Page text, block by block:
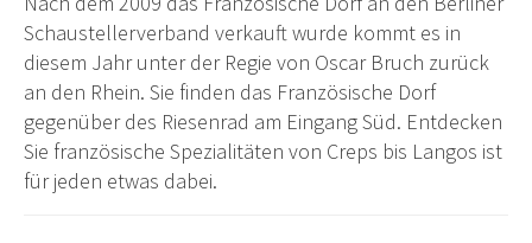
Schaustellerverband verkauft wurde kommt es in
diesem Jahr unter der Regie von Oscar Bruch zurück
an den Rhein. Sie finden das Französische Dorf
gegenüber des Riesenrad am Eingang Süd. Entdecken
Sie französische Spezialitäten von Creps bis Langos ist
für jeden etwas dabei.